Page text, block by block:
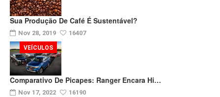
Sua Produção De Café É Sustentável?
Nov 28, 2019 16407
Comparativo De Picapes: Ranger Encara Hi…
Nov 17, 2022 16190
VEÍCULOS